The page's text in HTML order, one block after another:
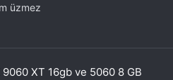
üzmez
9060 XT 16gb ve 5060 8 GB